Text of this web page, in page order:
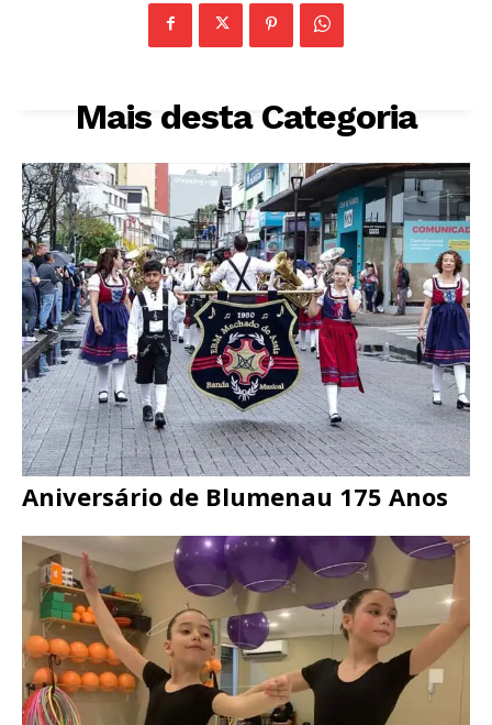
Mais desta Categoria
Aniversário de Blumenau 175 Anos